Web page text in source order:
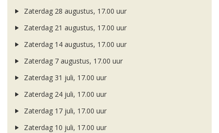
Zaterdag 28 augustus, 17.00 uur
Zaterdag 21 augustus, 17.00 uur
Zaterdag 14 augustus, 17.00 uur
Zaterdag 7 augustus, 17.00 uur
Zaterdag 31 juli, 17.00 uur
Zaterdag 24 juli, 17.00 uur
Zaterdag 17 juli, 17.00 uur
Zaterdag 10 juli, 17.00 uur